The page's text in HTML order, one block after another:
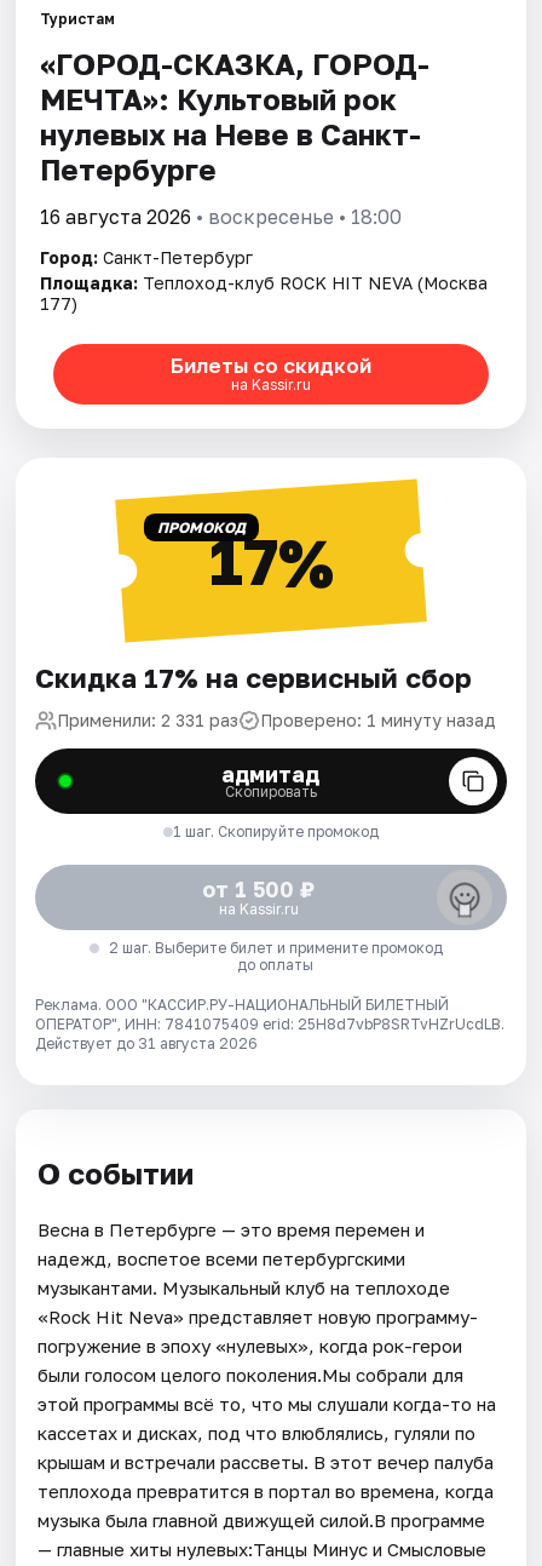
Туристам
«ГОРОД-СКАЗКА, ГОРОД-
МЕЧТА»: Культовый рок
нулевых на Неве в Санкт-
Петербурге
16 августа 2026 • воскресенье • 18:00
Город: Санкт-Петербург
Площадка: Теплоход-клуб ROCK HIT NEVA (Москва
177)
Билеты со скидкой
на Kassir.ru
ПРОМОКОД17%
Скидка 17% на сервисный сбор
Применили: 2 331 раз Проверено: 1 минуту назад
адмитад
Скопировать
1 шаг. Скопируйте промокод
от 1 500 ₽
на Kassir.ru
2 шаг. Выберите билет и примените промокод
до оплаты
Реклама. ООО "КАССИР.РУ-НАЦИОНАЛЬНЫЙ БИЛЕТНЫЙ
ОПЕРАТОР", ИНН: 7841075409 erid: 25H8d7vbP8SRTvHZrUcdLB.
Действует до 31 августа 2026
О событии
Весна в Петербурге — это время перемен и
надежд, воспетое всеми петербургскими
музыкантами. Музыкальный клуб на теплоходе
«Rock Hit Neva» представляет новую программу-
погружение в эпоху «нулевых», когда рок-герои
были голосом целого поколения.Мы собрали для
этой программы всё то, что мы слушали когда-то на
кассетах и дисках, под что влюблялись, гуляли по
крышам и встречали рассветы. В этот вечер палуба
теплохода превратится в портал во времена, когда
музыка была главной движущей силой.В программе
— главные хиты нулевых:Танцы Минус и Смысловые